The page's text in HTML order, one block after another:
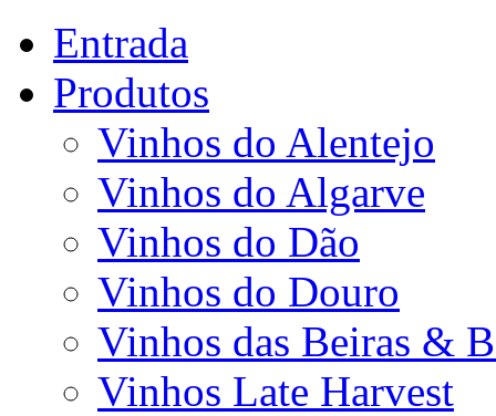
Entrada
Produtos
Vinhos do Alentejo
Vinhos do Algarve
Vinhos do Dão
Vinhos do Douro
Vinhos das Beiras &
Vinhos Late Harvest